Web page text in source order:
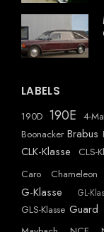
LABELS
190D 190E 4-
Boonacker Brabus
CLK-Klasse CLS-
Caro
Chameleon
G-Klasse GL-
GLS-Klasse Guard